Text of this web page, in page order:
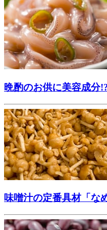
晩酌のお供に美容成分
味噌汁の定番具材「な